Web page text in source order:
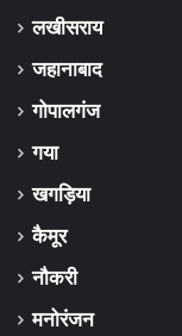
लखीसराय
जहानाबाद
गोपालगंज
गया
खगड़िया
कैमूर
नौकरी
मनोरंजन